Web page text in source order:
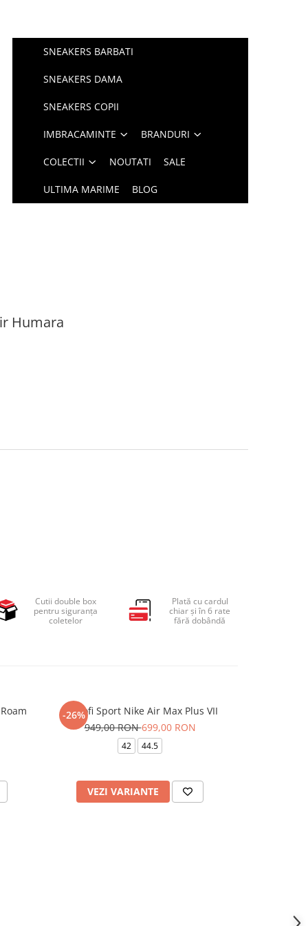
SNEAKERS BARBATI
SNEAKERS DAMA
SNEAKERS COPII
IMBRACAMINTE BRANDURI
COLECTII NOUTATI SALE
ULTIMA MARIME BLOG
Humara
Cutii double box
pentru siguranța
coletelor
Plată cu cardul
chiar și în 6 rate
fără dobândă
-26%
Pantofi Sport Nike Air Max Plus VII
949,00 RON699,00 RON
42 44.5
VEZI VARIANTE